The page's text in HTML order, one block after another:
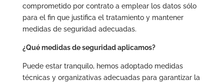
comprometido por contrato a emplear los datos sólo
para el fin que justifica el tratamiento y mantener
medidas de seguridad adecuadas.
¿Qué medidas de seguridad aplicamos?
Puede estar tranquilo, hemos adoptado medidas
técnicas y organizativas adecuadas para garantizar la